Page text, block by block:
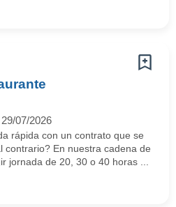
29/07/2026
rápida con un contrato que se
contrario? En nuestra cadena de
jornada de 20, 30 o 40 horas ...